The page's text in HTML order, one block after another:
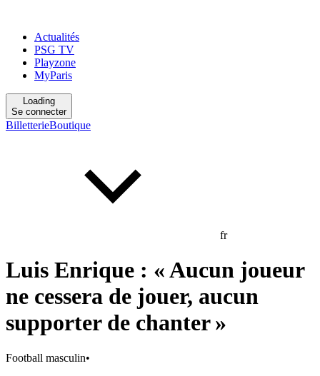
Actualités
PSG TV
Playzone
MyParis
Loading
Se connecter
BilletterieBoutique
fr
Luis Enrique : « Aucun joueur
ne cessera de jouer, aucun
supporter de chanter »
Football masculin•